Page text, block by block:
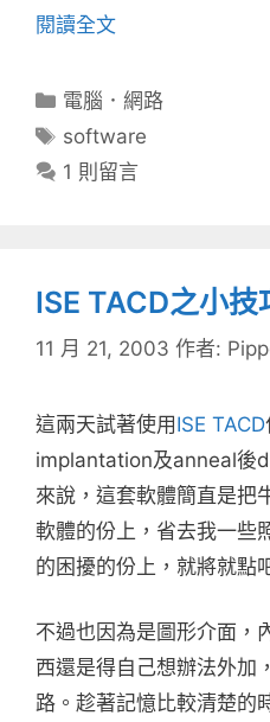
閱讀全文
分
類
電腦．網路
標
籤
software
1 則留言
ISE TACD之小技
11 月 21, 2003 作者:
這兩天試著使用ISE TACD
implantation及anneal後
來說，這套軟體簡直是把
軟體的份上，省去我一些
的困擾的份上，就將就點
不過也因為是圖形介面，
西還是得自己想辦法外加
路。趁著記憶比較清楚的